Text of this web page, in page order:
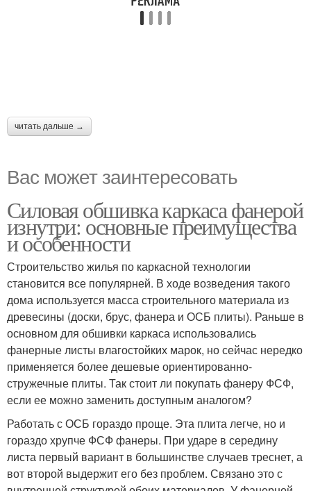
читать дальше →
Вас может заинтересовать
Силовая обшивка каркаса фанерой
изнутри: основные преимущества
и особенности
Строительство жилья по каркасной технологии
становится все популярней. В ходе возведения такого
дома используется масса строительного материала из
древесины (доски, брус, фанера и ОСБ плиты). Раньше в
основном для обшивки каркаса использовались
фанерные листы влагостойких марок, но сейчас нередко
применяется более дешевые ориентированно-
стружечные плиты. Так стоит ли покупать фанеру ФСФ,
если ее можно заменить доступным аналогом?
Работать с ОСБ гораздо проще. Эта плита легче, но и
гораздо хрупче ФСФ фанеры. При ударе в середину
листа первый вариант в большинстве случаев треснет, а
вот второй выдержит его без проблем. Связано это с